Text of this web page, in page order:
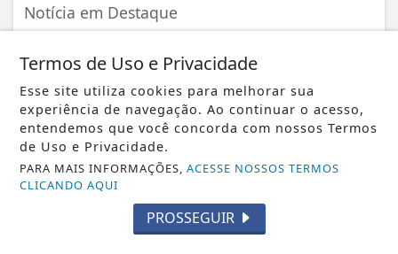
Notícia em Destaque
NOTICIA EM DESTAQUE
Termos de Uso e Privacidade
Esse site utiliza cookies para melhorar sua
experiência de navegação. Ao continuar o acesso,
entendemos que você concorda com nossos Termos
de Uso e Privacidade.
PARA MAIS INFORMAÇÕES,ACESSE NOSSOS TERMOS
CLICANDO AQUI
PROSSEGUIR